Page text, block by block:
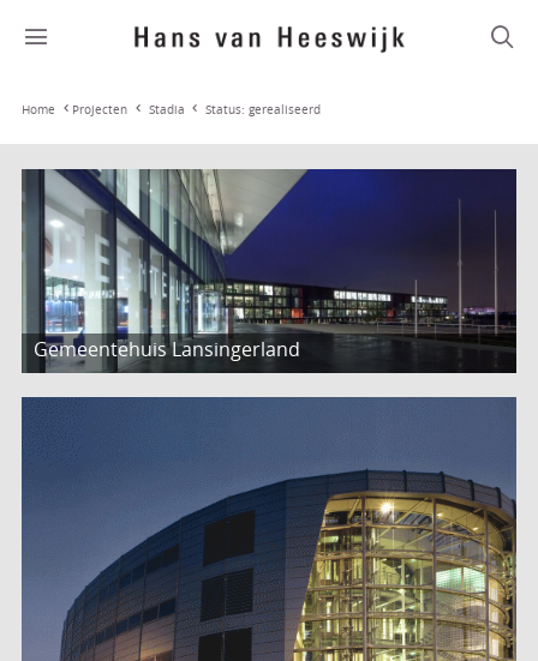
Home Projecten Stadia Status: gerealiseerd
Gemeentehuis Lansingerland